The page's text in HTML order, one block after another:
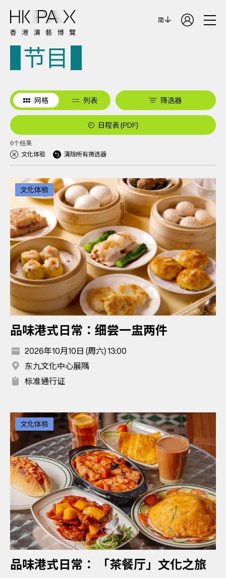
简
节目
网格 列表 筛选器
日程表 (PDF)
6个结果
文化体验
清除所有筛选器
文化体验
品味港式日常：细尝一盅两件
2026年10月10日 (周六) 13:00
东九文化中心展隅
标准通行证
文化体验
品味港式日常： 「茶餐厅」文化之旅